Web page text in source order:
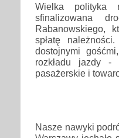
Wielka polityka
sfinalizowana
Rabanowskiego,
spłatę
dostojnymi
rozkładu jazdy -
pasażerskie i
Nasze nawyki